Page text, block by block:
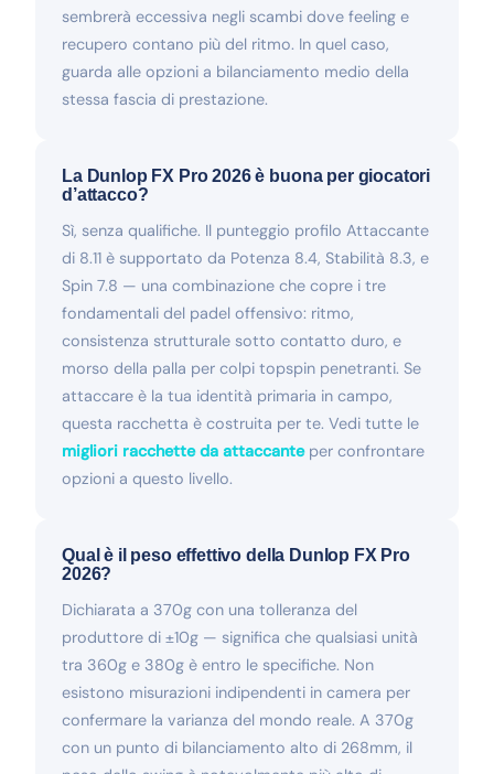
sembrerà eccessiva negli scambi dove feeling e
recupero contano più del ritmo. In quel caso,
guarda alle opzioni a bilanciamento medio della
stessa fascia di prestazione.
La Dunlop FX Pro 2026 è buona per giocatori
d’attacco?
Sì, senza qualifiche. Il punteggio profilo Attaccante
di 8.11 è supportato da Potenza 8.4, Stabilità 8.3, e
Spin 7.8 — una combinazione che copre i tre
fondamentali del padel offensivo: ritmo,
consistenza strutturale sotto contatto duro, e
morso della palla per colpi topspin penetranti. Se
attaccare è la tua identità primaria in campo,
questa racchetta è costruita per te. Vedi tutte le
migliori racchette da attaccanteper confrontare
opzioni a questo livello.
Qual è il peso effettivo della Dunlop FX Pro
2026?
Dichiarata a 370g con una tolleranza del
produttore di ±10g — significa che qualsiasi unità
tra 360g e 380g è entro le specifiche. Non
esistono misurazioni indipendenti in camera per
confermare la varianza del mondo reale. A 370g
con un punto di bilanciamento alto di 268mm, il